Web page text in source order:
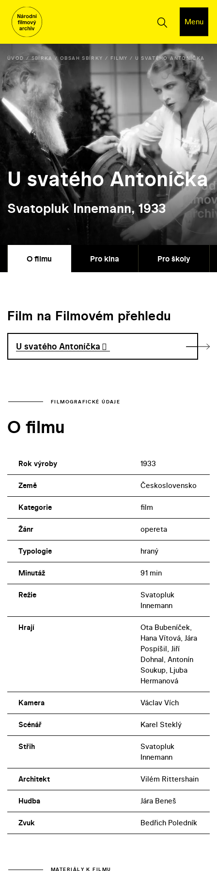
Menu
ÚVOD SBÍRKA OBSAH SBÍRKY FILMY U SVATÉHO ANTONÍČKA
U svatého Antoníčka
Svatopluk Innemann, 1933
O filmu Pro kina Pro školy
Film na Filmovém přehledu
U svatého Antoníčka
FILMOGRAFICKÉ ÚDAJE
O filmu
Rok výroby 1933
Země Československo
Kategorie film
Žánr opereta
Typologie hraný
Minutáž 91 min
Režie
Svatopluk
Innemann
Hrají
Ota Bubeníček,
Hana Vítová, Jára
Pospíšil, Jiří
Dohnal, Antonín
Soukup, Ljuba
Hermanová
Kamera Václav Vích
Scénář Karel Steklý
Střih
Svatopluk
Innemann
Architekt Vilém Rittershain
Hudba Jára Beneš
Zvuk Bedřich Poledník
MATERIÁLY K FILMU